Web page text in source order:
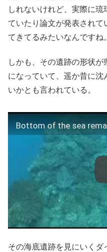
しれないけれど、実際に
ていたり論文が発表されて
てきてるみたいなんですね。
しかも、その遺跡の形状が
になっていて、遥か昔に
いかとも言われている。
その海底遺跡を見にいく